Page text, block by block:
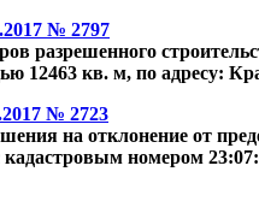
№ 2797
разрешенного
12463 кв. м, по адресу:
№ 2723
на отклонение от
кадастровым номером